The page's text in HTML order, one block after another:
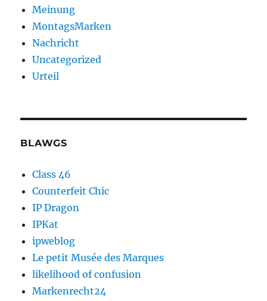
Meinung
MontagsMarken
Nachricht
Uncategorized
Urteil
BLAWGS
Class 46
Counterfeit Chic
IP Dragon
IPKat
ipweblog
Le petit Musée des Marques
likelihood of confusion
Markenrecht24